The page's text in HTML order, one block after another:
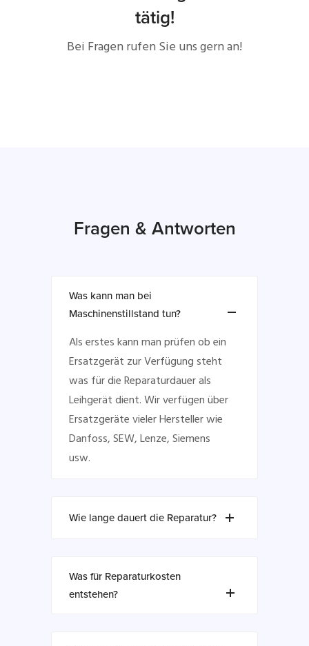
tätig!
Bei Fragen rufen Sie uns gern an!
Fragen & Antworten
Was kann man bei
Maschinenstillstand tun?
Als erstes kann man prüfen ob ein
Ersatzgerät zur Verfügung steht
was für die Reparaturdauer als
Leihgerät dient. Wir verfügen über
Ersatzgeräte vieler Hersteller wie
Danfoss, SEW, Lenze, Siemens
usw.
Wie lange dauert die Reparatur?
Was für Reparaturkosten
entstehen?